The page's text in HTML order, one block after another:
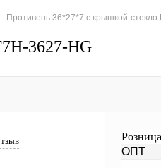
Противень 36*27*7 с крышкой-
3627-HG
Розница
ОПТ